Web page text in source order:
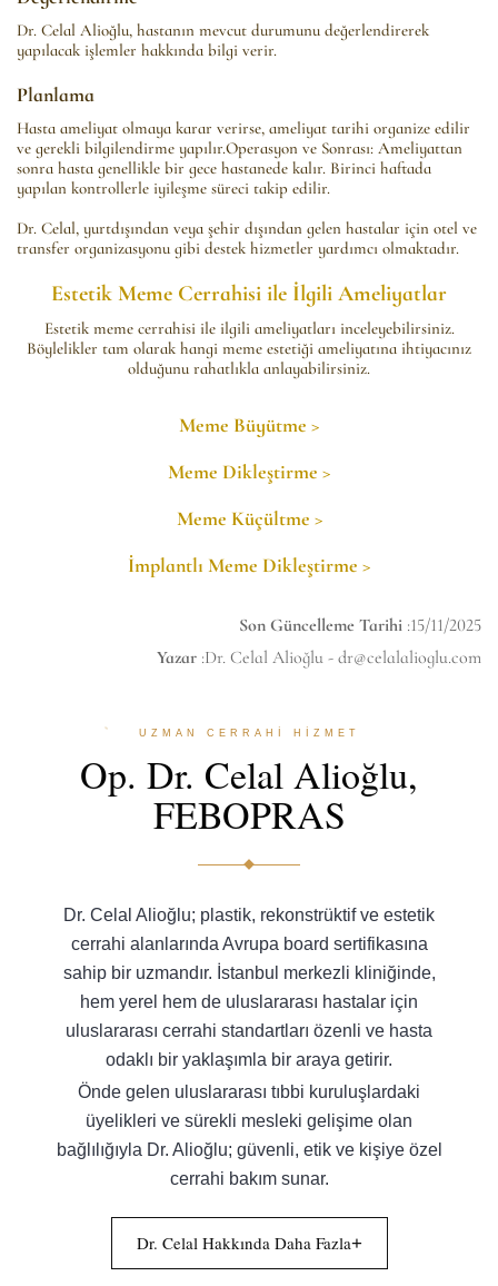
Dr. Celal Alioğlu, hastanın mevcut durumunu değerlendirerek
yapılacak işlemler hakkında bilgi verir.
Planlama
Hasta ameliyat olmaya karar verirse, ameliyat tarihi organize edilir
ve gerekli bilgilendirme yapılır.Operasyon ve Sonrası: Ameliyattan
sonra hasta genellikle bir gece hastanede kalır. Birinci haftada
yapılan kontrollerle iyileşme süreci takip edilir.
Dr. Celal, yurtdışından veya şehir dışından gelen hastalar için otel ve
transfer organizasyonu gibi destek hizmetler yardımcı olmaktadır.
Estetik Meme Cerrahisi ile İlgili Ameliyatlar
Estetik meme cerrahisi ile ilgili ameliyatları inceleyebilirsiniz.
Böylelikler tam olarak hangi meme estetiği ameliyatına ihtiyacınız
olduğunu rahatlıkla anlayabilirsiniz.
Meme Büyütme >
Meme Dikleştirme >
Meme Küçültme >
İmplantlı Meme Dikleştirme >
Son Güncelleme Tarihi :15/11/2025
Yazar :Dr. Celal Alioğlu - dr@celalalioglu.com
UZMAN CERRAHİ HİZMET
Op. Dr. Celal Alioğlu,
FEBOPRAS
Dr. Celal Alioğlu; plastik, rekonstrüktif ve estetik
cerrahi alanlarında Avrupa board sertifikasına
sahip bir uzmandır. İstanbul merkezli kliniğinde,
hem yerel hem de uluslararası hastalar için
uluslararası cerrahi standartları özenli ve hasta
odaklı bir yaklaşımla bir araya getirir.
Önde gelen uluslararası tıbbi kuruluşlardaki
üyelikleri ve sürekli mesleki gelişime olan
bağlılığıyla Dr. Alioğlu; güvenli, etik ve kişiye özel
cerrahi bakım sunar.
Dr. Celal Hakkında Daha Fazla+